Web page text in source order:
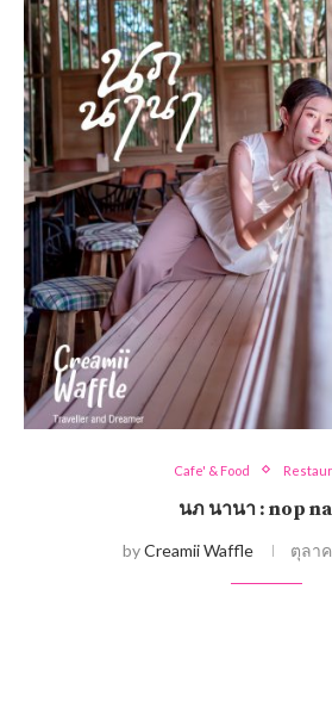
Cafe' & Food
นภ นานา : nop
byCreamii Waffle ตุลา